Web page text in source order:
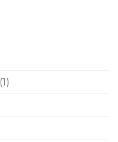
(1)